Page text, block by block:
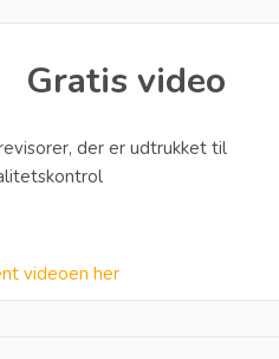
Gratis video
der er udtrukket til
videoen her